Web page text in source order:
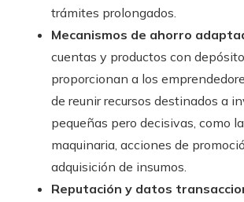
trámites prolongados.
Mecanismos de ahorro
cuentas y productos con
proporcionan a los
de reunir recursos destinados a
pequeñas pero decisivas, como
maquinaria, acciones de
adquisición de insumos.
Reputación y datos